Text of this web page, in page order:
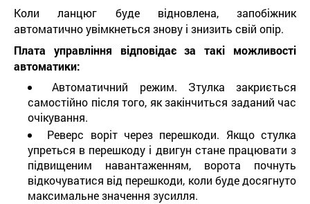
Коли ланцюг буде відновлена, запобіжник
автоматично увімкнеться знову і знизить свій опір.
Плата управління відповідає за такі можливості
автоматики:
Автоматичний режим. Зтулка закриється
самостійно після того, як закінчиться заданий час
очікування.
Реверс воріт через перешкоди. Якщо стулка
упреться в перешкоду і двигун стане працювати з
підвищеним навантаженням, ворота почнуть
відкочуватися від перешкоди, коли буде досягнуто
максимальне значення зусилля.